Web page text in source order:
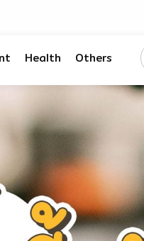
Health Others